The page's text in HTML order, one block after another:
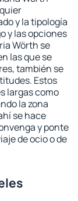
y la tipología
y las opciones
Wörth se
las que se
también se
Estos
largas como
la zona
se hace
y ponte
de ocio o de